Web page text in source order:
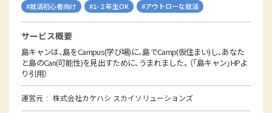
#就活初心者向け #1-２年生OK #アウトローな就活
サービス概要
島キャンは、島をCampus(学び場)に、島でCamp(仮住まい)し、あなた
と島のCan(可能性)を見出すために、うまれました。（「島キャン」HPよ
り引用）
運営元 株式会社カケハシ スカイソリューションズ